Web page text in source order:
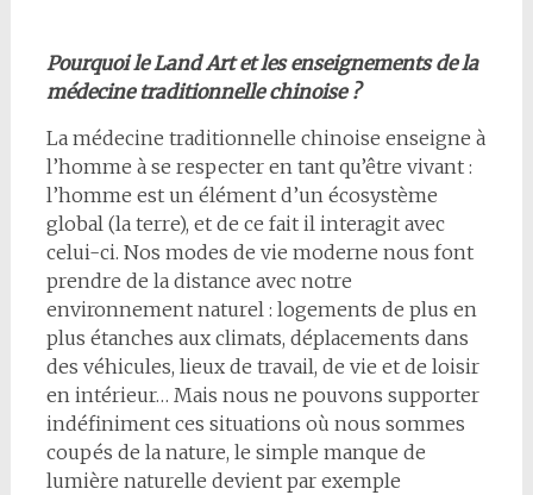
Pourquoi le Land Art et les enseignements de la
médecine traditionnelle chinoise ?
La médecine traditionnelle chinoise enseigne à
l’homme à se respecter en tant qu’être vivant :
l’homme est un élément d’un écosystème
global (la terre), et de ce fait il interagit avec
celui-ci. Nos modes de vie moderne nous font
prendre de la distance avec notre
environnement naturel : logements de plus en
plus étanches aux climats, déplacements dans
des véhicules, lieux de travail, de vie et de loisir
en intérieur… Mais nous ne pouvons supporter
indéfiniment ces situations où nous sommes
coupés de la nature, le simple manque de
lumière naturelle devient par exemple